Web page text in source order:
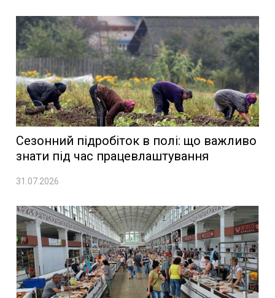
Сезонний підробіток в полі: що важливо
знати під час працевлаштування
31.07.2026